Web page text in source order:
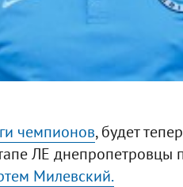
чемпионов, будет
ЛЕ днепропетровцы
Милевский.